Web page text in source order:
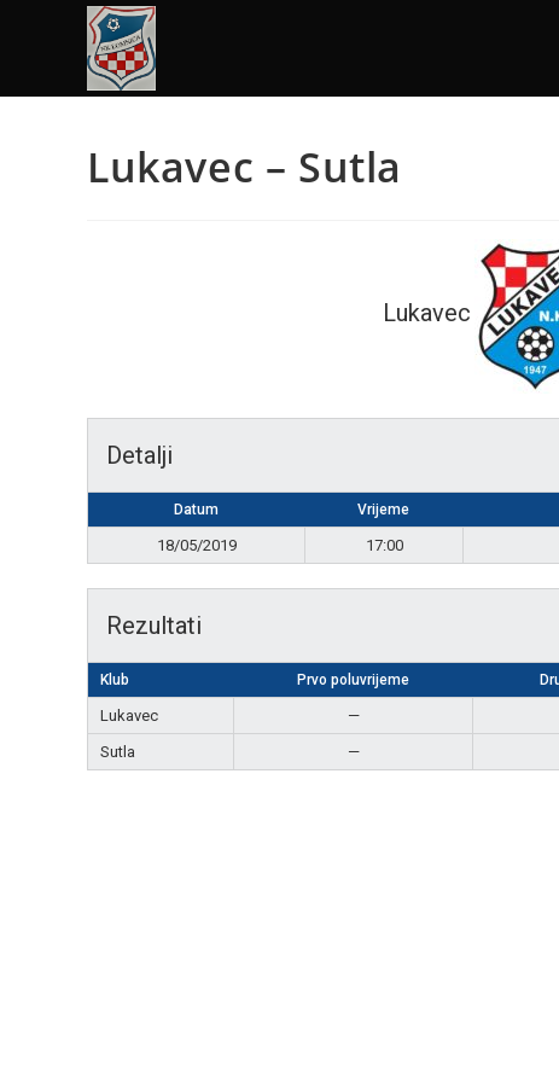
Lukavec – Sutla
Lukavec
Detalji
Datum Vrijeme
18/05/2019 17:00
Rezultati
Klub Prvo poluvrijeme
Lukavec —
Sutla
—